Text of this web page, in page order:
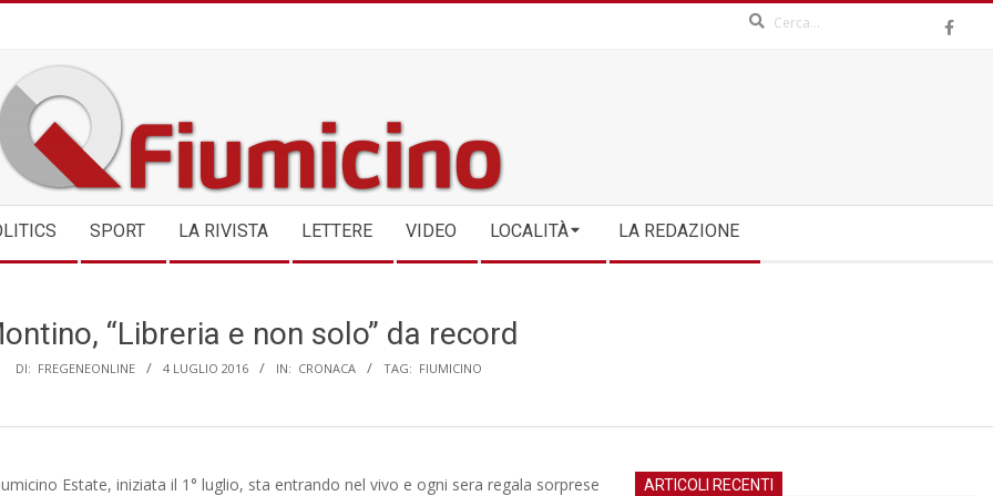
SPORT LA RIVISTA LETTERE VIDEO LOCALITÀ LA REDAZIONE
“Libreria e non solo” da record
DI: FREGENEONLINE 4 LUGLIO 2016 IN: CRONACA TAG: FIUMICINO
Estate, iniziata il 1° luglio, sta entrando nel vivo e ogni sera regala sorprese
ARTICOLI RECENTI